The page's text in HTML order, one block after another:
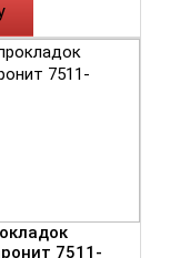
7511-